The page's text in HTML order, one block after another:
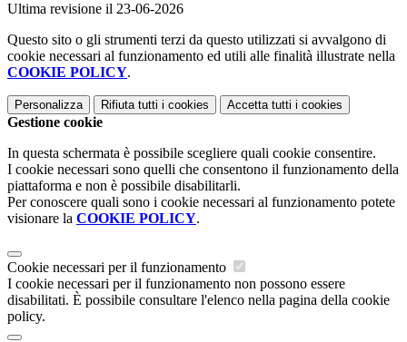
Ultima revisione il 23-06-2026
Questo sito o gli strumenti terzi da questo utilizzati si avvalgono di
cookie necessari al funzionamento ed utili alle finalità illustrate nella
COOKIE POLICY.
Personalizza Rifiuta tutti i cookies Accetta tutti i cookies
Gestione cookie
In questa schermata è possibile scegliere quali cookie consentire.
I cookie necessari sono quelli che consentono il funzionamento della
piattaforma e non è possibile disabilitarli.
Per conoscere quali sono i cookie necessari al funzionamento potete
visionare la COOKIE POLICY.
Cookie necessari per il funzionamento
I cookie necessari per il funzionamento non possono essere
disabilitati. È possibile consultare l'elenco nella pagina della cookie
policy.